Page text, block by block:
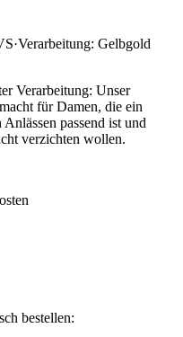
·Verarbeitung: Gelbgold
Verarbeitung: Unser
für Damen, die ein
passend ist und
verzichten wollen.
bestellen: